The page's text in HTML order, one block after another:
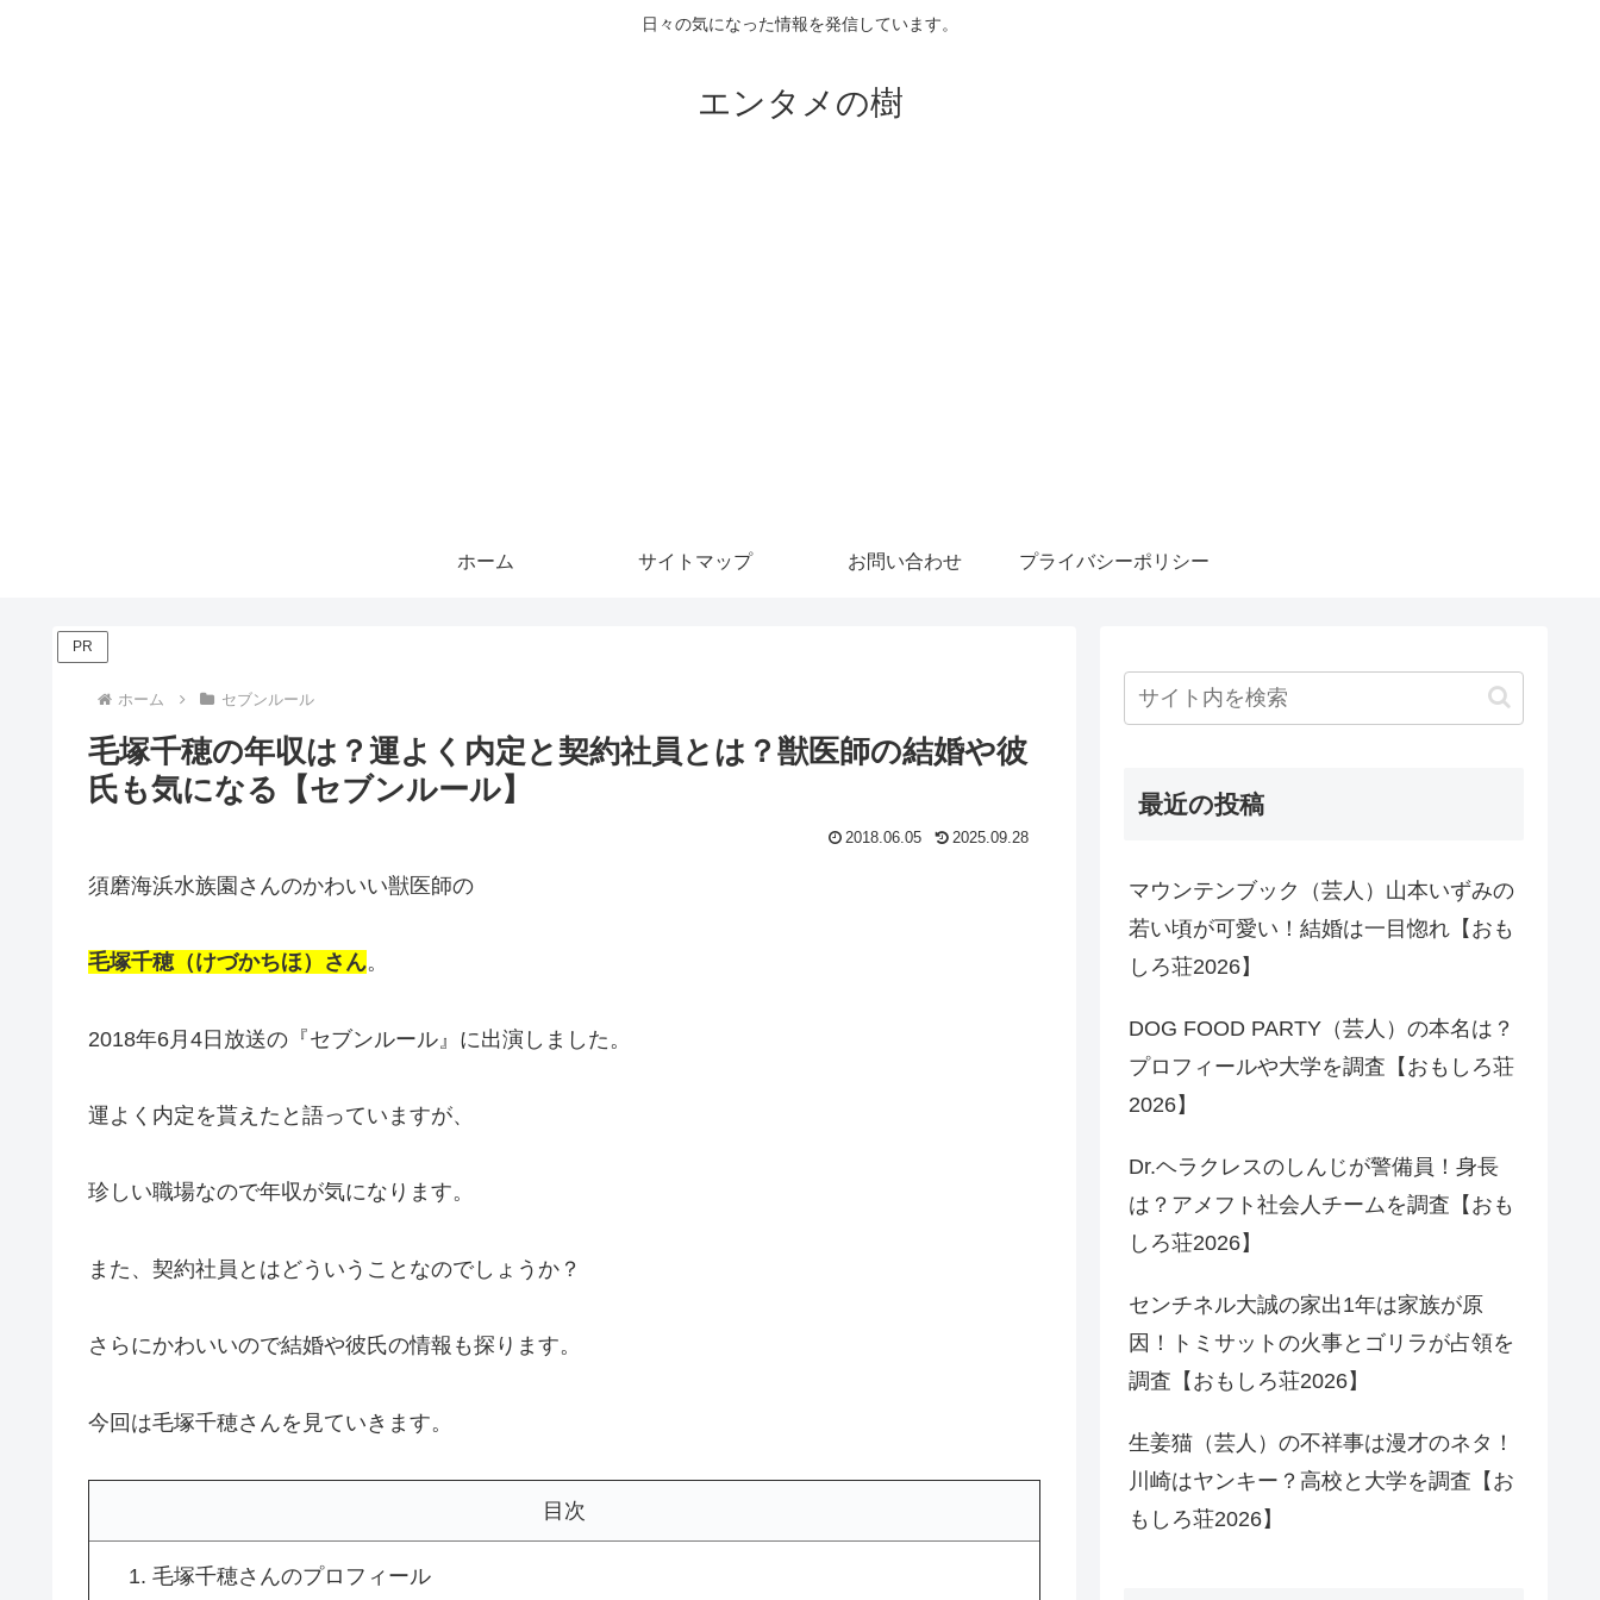
日々の気になった情報を発信しています。
エンタメの樹
ホーム サイトマップ お問い合わせ プライバシーポリシー
PR
ホーム セブンルール
毛塚千穂の年収は？運よく内定と契約社員とは？獣医師の結婚や彼
氏も気になる【セブンルール】
2018.06.05 2025.09.28
須磨海浜水族園さんのかわいい獣医師の
毛塚千穂（けづかちほ）さん。
2018年6月4日放送の『セブンルール』に出演しました。
運よく内定を貰えたと語っていますが、
珍しい職場なので年収が気になります。
また、契約社員とはどういうことなのでしょうか？
さらにかわいいので結婚や彼氏の情報も探ります。
今回は毛塚千穂さんを見ていきます。
目次
毛塚千穂さんのプロフィール
最近の投稿
マウンテンブック（芸人）山本いずみの
若い頃が可愛い！結婚は一目惚れ【おも
しろ荘2026】
DOG FOOD PARTY（芸人）の本名は？
プロフィールや大学を調査【おもしろ荘
2026】
Dr.ヘラクレスのしんじが警備員！身長
は？アメフト社会人チームを調査【おも
しろ荘2026】
センチネル大誠の家出1年は家族が原
因！トミサットの火事とゴリラが占領を
調査【おもしろ荘2026】
生姜猫（芸人）の不祥事は漫才のネタ！
川崎はヤンキー？高校と大学を調査【お
もしろ荘2026】